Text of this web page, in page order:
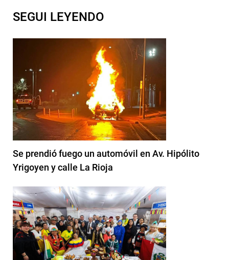
SEGUI LEYENDO
Se prendió fuego un automóvil en Av. Hipólito
Yrigoyen y calle La Rioja